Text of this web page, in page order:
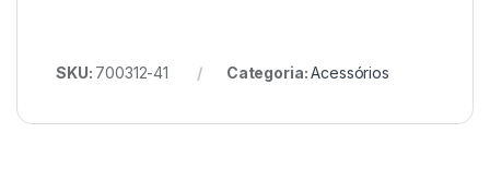
SKU: 700312-41 Categoria:Acessórios